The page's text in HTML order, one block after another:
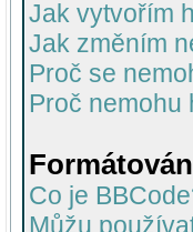
Jak vytvořím
Jak změním
Proč se
Proč nemohu
Co je
Můžu